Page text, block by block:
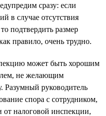
сразу: если
в случае отсутствия
подтвердить размер
правило, очень трудно.
может быть хорошим
не желающим
Разумный руководитель
спора с сотрудником,
налоговой инспекции,